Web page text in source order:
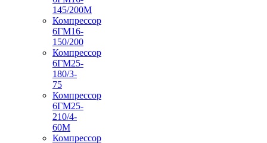
145/200М
Компрессор
6ГМ16-
150/200
Компрессор
6ГМ25-
180/3-
75
Компрессор
6ГМ25-
210/4-
60М
Компрессор